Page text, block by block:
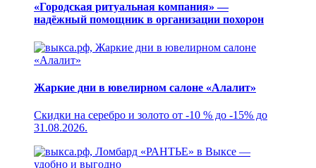
«Городская ритуальная компания» —
надёжный помощник в организации похорон
Жаркие дни в ювелирном салоне «Алалит»
Скидки на серебро и золото от -10 % до -15% до
31.08.2026.